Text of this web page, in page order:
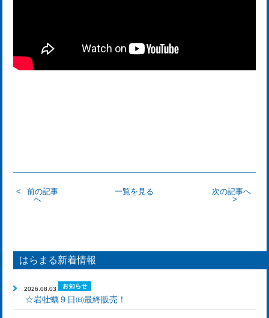
前の記事
へ
一覧を見る 次の記事へ
はらまる新着情報
2026.08.03
☆岩牡蠣９日㈰最終販売！